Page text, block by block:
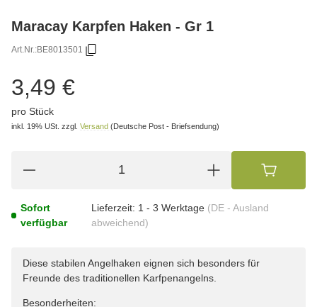
Maracay Karpfen Haken - Gr 1
Art.Nr.:BE8013501
3,49 €
pro Stück
inkl. 19% USt. zzgl. Versand (Deutsche Post - Briefsendung)
Sofort
verfügbar
Lieferzeit: 1 - 3 Werktage (DE - Ausland
abweichend)
Diese stabilen Angelhaken eignen sich besonders für
Freunde des traditionellen Karfpenangelns.
Besonderheiten: